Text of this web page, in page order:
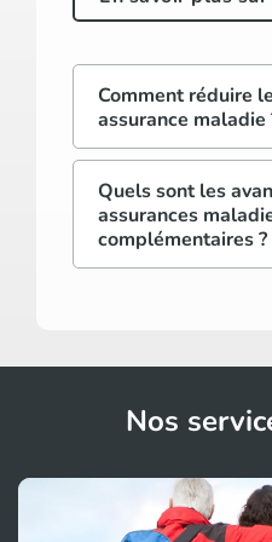
Comment réduire
assurance maladie
Quels sont les
assurances
complémentaires ?
Nos